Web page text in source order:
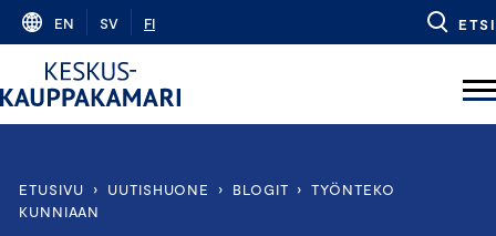
Skip
content
EN SV FI ETSI
ETUSIVU › UUTISHUONE › BLOGIT › TYÖNTEKO
KUNNIAAN